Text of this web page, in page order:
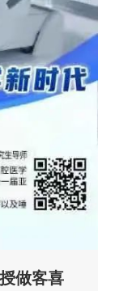
做客喜